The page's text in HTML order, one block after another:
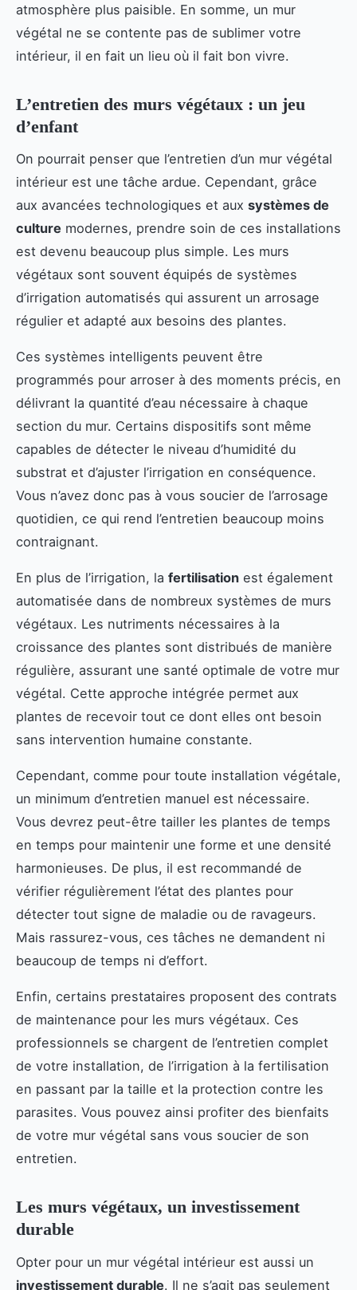
atmosphère plus paisible. En somme, un mur
végétal ne se contente pas de sublimer votre
intérieur, il en fait un lieu où il fait bon vivre.
L’entretien des murs végétaux : un jeu
d’enfant
On pourrait penser que l’entretien d’un mur végétal
intérieur est une tâche ardue. Cependant, grâce
aux avancées technologiques et aux systèmes de
culture modernes, prendre soin de ces installations
est devenu beaucoup plus simple. Les murs
végétaux sont souvent équipés de systèmes
d’irrigation automatisés qui assurent un arrosage
régulier et adapté aux besoins des plantes.
Ces systèmes intelligents peuvent être
programmés pour arroser à des moments précis, en
délivrant la quantité d’eau nécessaire à chaque
section du mur. Certains dispositifs sont même
capables de détecter le niveau d’humidité du
substrat et d’ajuster l’irrigation en conséquence.
Vous n’avez donc pas à vous soucier de l’arrosage
quotidien, ce qui rend l’entretien beaucoup moins
contraignant.
En plus de l’irrigation, la fertilisation est également
automatisée dans de nombreux systèmes de murs
végétaux. Les nutriments nécessaires à la
croissance des plantes sont distribués de manière
régulière, assurant une santé optimale de votre mur
végétal. Cette approche intégrée permet aux
plantes de recevoir tout ce dont elles ont besoin
sans intervention humaine constante.
Cependant, comme pour toute installation végétale,
un minimum d’entretien manuel est nécessaire.
Vous devrez peut-être tailler les plantes de temps
en temps pour maintenir une forme et une densité
harmonieuses. De plus, il est recommandé de
vérifier régulièrement l’état des plantes pour
détecter tout signe de maladie ou de ravageurs.
Mais rassurez-vous, ces tâches ne demandent ni
beaucoup de temps ni d’effort.
Enfin, certains prestataires proposent des contrats
de maintenance pour les murs végétaux. Ces
professionnels se chargent de l’entretien complet
de votre installation, de l’irrigation à la fertilisation
en passant par la taille et la protection contre les
parasites. Vous pouvez ainsi profiter des bienfaits
de votre mur végétal sans vous soucier de son
entretien.
Les murs végétaux, un investissement
durable
Opter pour un mur végétal intérieur est aussi un
investissement durable. Il ne s’agit pas seulement